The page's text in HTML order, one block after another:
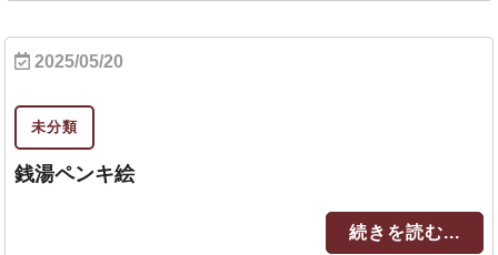
2025/05/20
未分類
銭湯ペンキ絵
続きを読む...